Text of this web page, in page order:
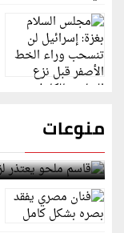
منوعات
قاسم ملحو يعتذر